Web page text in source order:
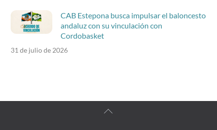
CAB Estepona busca impulsar el baloncesto
andaluz con su vinculación con
Cordobasket
31 de julio de 2026
Back